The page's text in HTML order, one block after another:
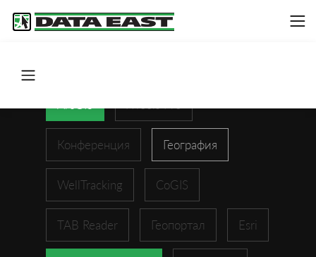
Конференция География
WellTracking CoGIS
TAB Reader Геопортал Esri